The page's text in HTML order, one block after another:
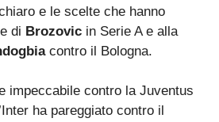
e le scelte che hanno
di Brozovic in Serie A e alla
contro il Bologna.
impeccabile contro la Juventus
ha pareggiato contro il